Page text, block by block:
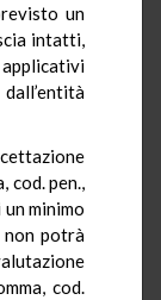
un
intatti,
cod. pen.,
minimo
non potrà
cod.